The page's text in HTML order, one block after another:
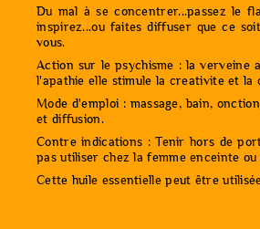
Du mal à se concentrer...passez le
inspirez...ou faites diffuser que ce
vous.
Action sur le psychisme : la verveine
l'apathie elle stimule la creativite et la
Mode d'emploi : massage, bain,
et diffusion.
Contre indications : Tenir hors de
pas utiliser chez la femme enceinte ou
Cette huile essentielle peut être